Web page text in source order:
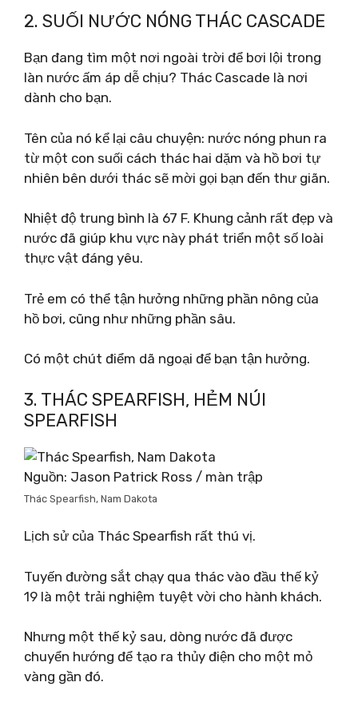
2. SUỐI NƯỚC NÓNG THÁC CASCADE
Bạn đang tìm một nơi ngoài trời để bơi lội trong
làn nước ấm áp dễ chịu? Thác Cascade là nơi
dành cho bạn.
Tên của nó kể lại câu chuyện: nước nóng phun ra
từ một con suối cách thác hai dặm và hồ bơi tự
nhiên bên dưới thác sẽ mời gọi bạn đến thư giãn.
Nhiệt độ trung bình là 67 F. Khung cảnh rất đẹp và
nước đã giúp khu vực này phát triển một số loài
thực vật đáng yêu.
Trẻ em có thể tận hưởng những phần nông của
hồ bơi, cũng như những phần sâu.
Có một chút điểm dã ngoại để bạn tận hưởng.
3. THÁC SPEARFISH, HẺM NÚI
SPEARFISH
Nguồn: Jason Patrick Ross / màn trập
Thác Spearfish, Nam Dakota
Lịch sử của Thác Spearfish rất thú vị.
Tuyến đường sắt chạy qua thác vào đầu thế kỷ
19 là một trải nghiệm tuyệt vời cho hành khách.
Nhưng một thế kỷ sau, dòng nước đã được
chuyển hướng để tạo ra thủy điện cho một mỏ
vàng gần đó.